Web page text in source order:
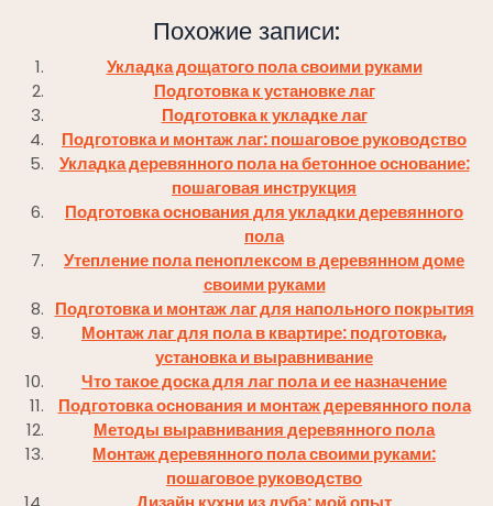
Похожие записи:
Укладка дощатого пола своими руками
Подготовка к установке лаг
Подготовка к укладке лаг
Подготовка и монтаж лаг: пошаговое руководство
Укладка деревянного пола на бетонное основание:
пошаговая инструкция
Подготовка основания для укладки деревянного
пола
Утепление пола пеноплексом в деревянном доме
своими руками
Подготовка и монтаж лаг для напольного покрытия
Монтаж лаг для пола в квартире: подготовка,
установка и выравнивание
Что такое доска для лаг пола и ее назначение
Подготовка основания и монтаж деревянного пола
Методы выравнивания деревянного пола
Монтаж деревянного пола своими руками:
пошаговое руководство